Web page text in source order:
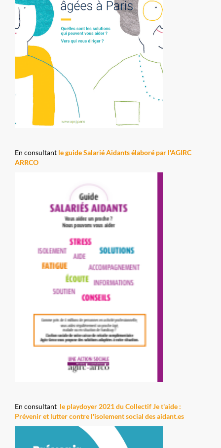
En consultant le guide Salarié Aidants élaboré par l'AGIRC
ARRCO
En consultant le playdoyer 2021 du Collectif Je t'aide :
Prévenir et lutter contre l'isolement social des aidant.es